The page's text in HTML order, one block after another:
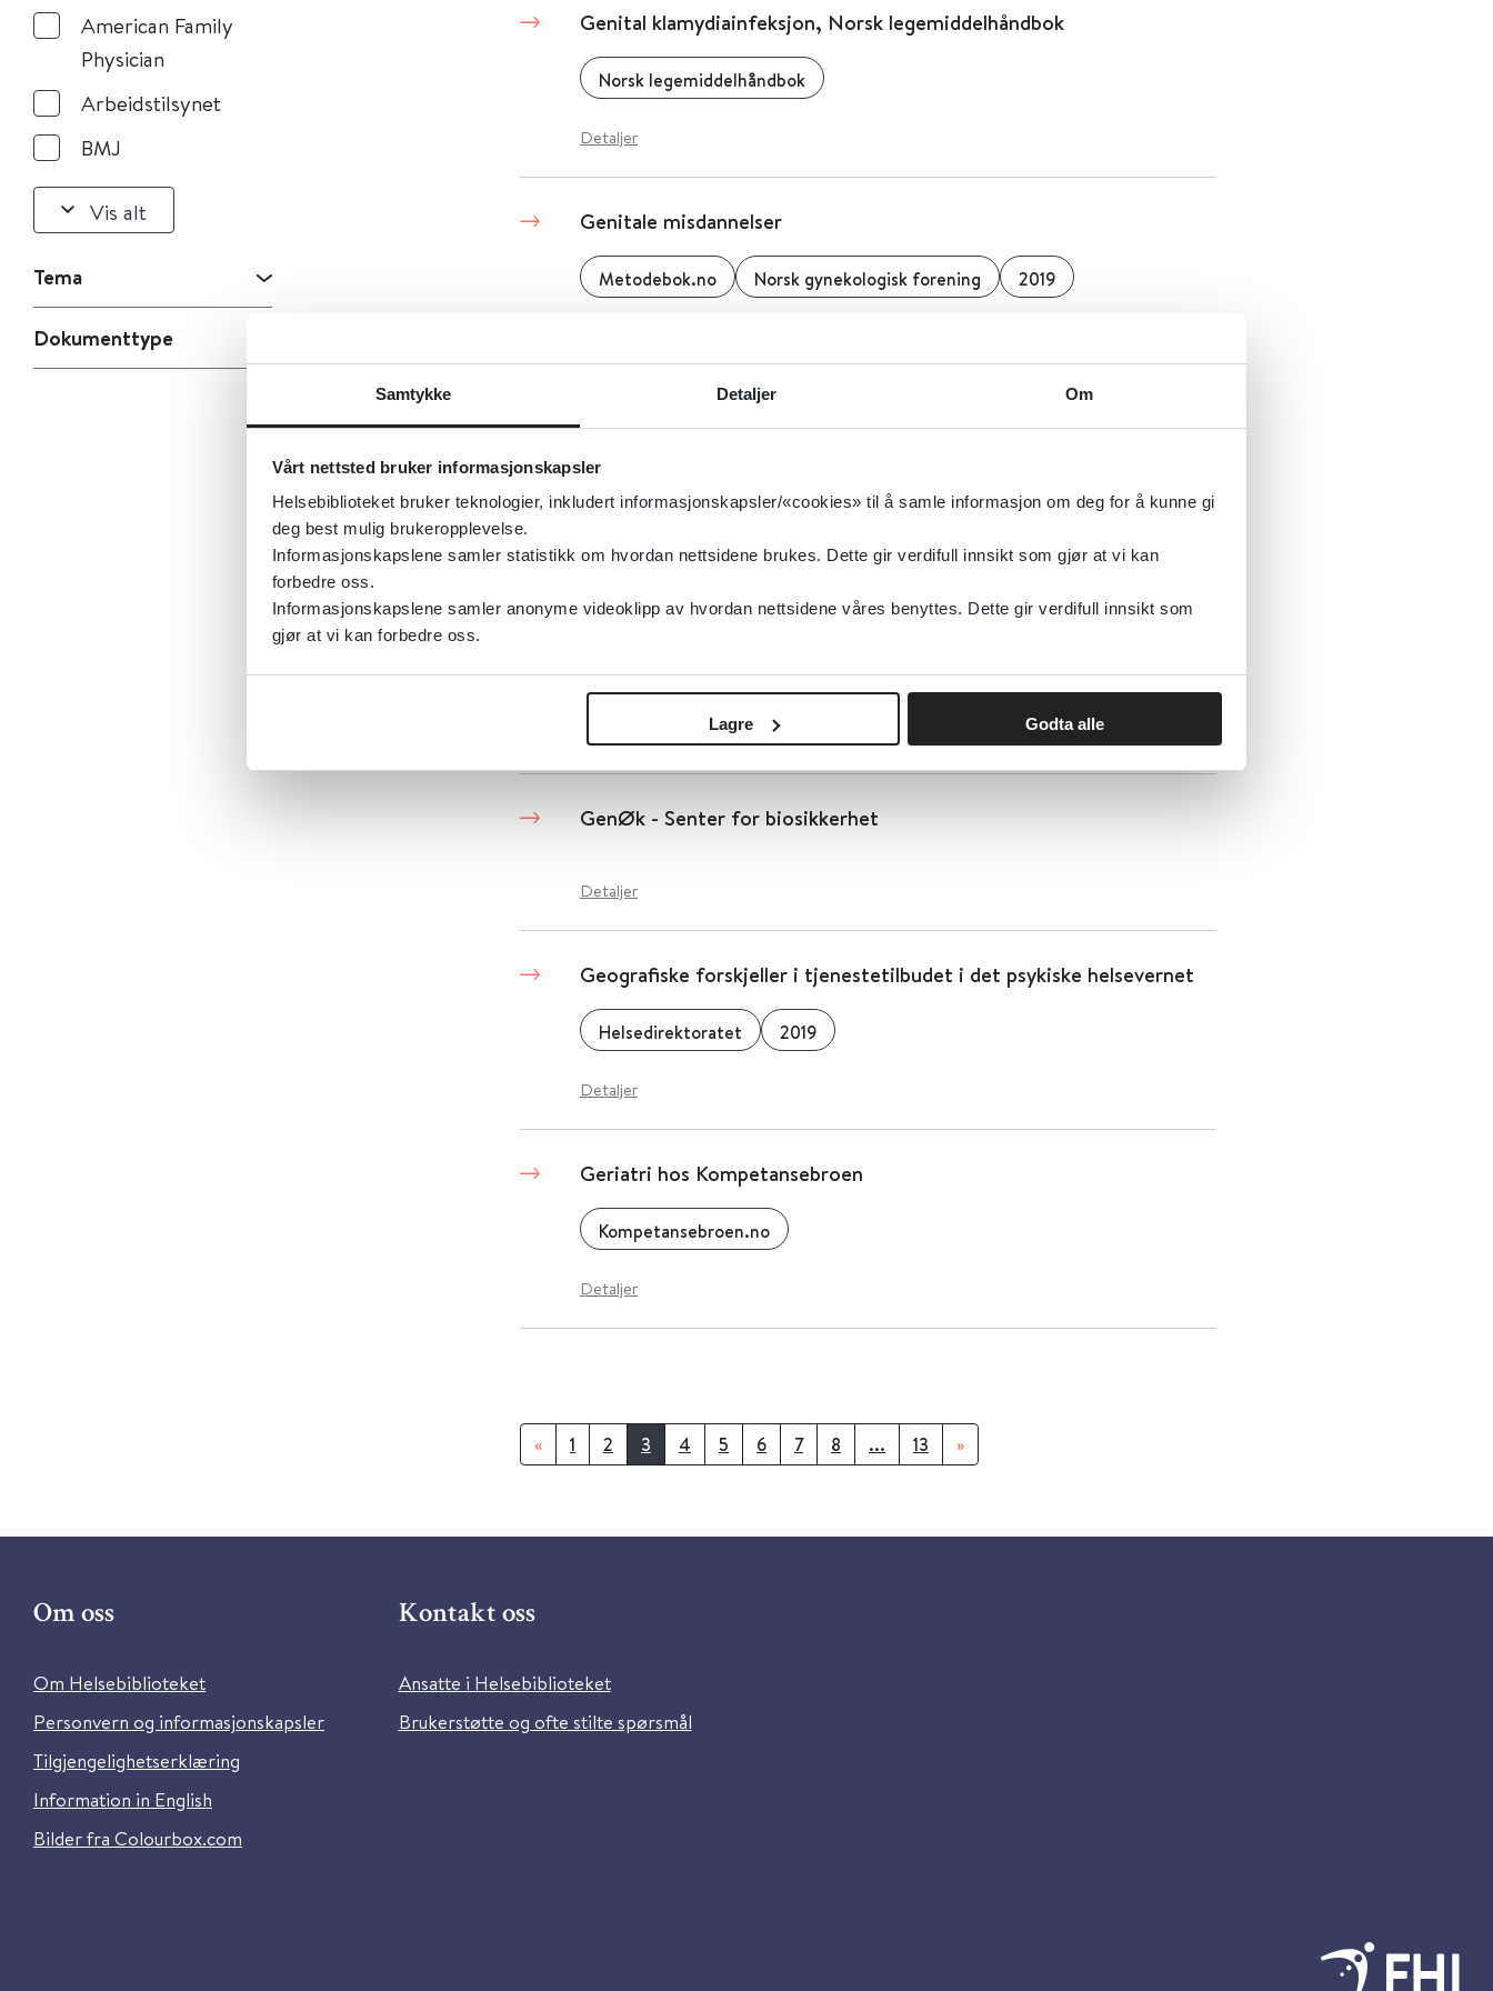
Samtykke Detaljer Om
Vårt nettsted bruker informasjonskapsler
Helsebiblioteket bruker teknologier, inkludert informasjonskapsler/«cookies» til å samle informasjon om deg for å kunne gi
deg best mulig brukeropplevelse.
Informasjonskapslene samler statistikk om hvordan nettsidene brukes. Dette gir verdifull innsikt som gjør at vi kan
forbedre oss.
Informasjonskapslene samler anonyme videoklipp av hvordan nettsidene våres benyttes. Dette gir verdifull innsikt som
gjør at vi kan forbedre oss.
Lagre Godta alle
American Family
Physician
Arbeidstilsynet
BMJ
Vis alt
Tema
Dokumenttype
Genital klamydiainfeksjon, Norsk legemiddelhåndbok
Norsk legemiddelhåndbok
Detaljer
Genitale misdannelser
Metodebok.no Norsk gynekologisk forening 2019
Genotyping av pasienter behandlet med SSRI
Tidsskrift for Den norske legeforening
Genteknologiloven
Lovdata 2016
GenØk - Senter for biosikkerhet
Detaljer
Geografiske forskjeller i tjenestetilbudet i det psykiske helsevernet
Helsedirektoratet 2019
Detaljer
Geriatri hos Kompetansebroen
Kompetansebroen.no
Detaljer
« 1 2 3 4 5 6 7 8 ... 13 »
Om oss
Om Helsebiblioteket
Personvern og informasjonskapsler
Tilgjengelighetserklæring
Information in English
Bilder fra Colourbox.com
Kontakt oss
Ansatte i Helsebiblioteket
Brukerstøtte og ofte stilte spørsmål